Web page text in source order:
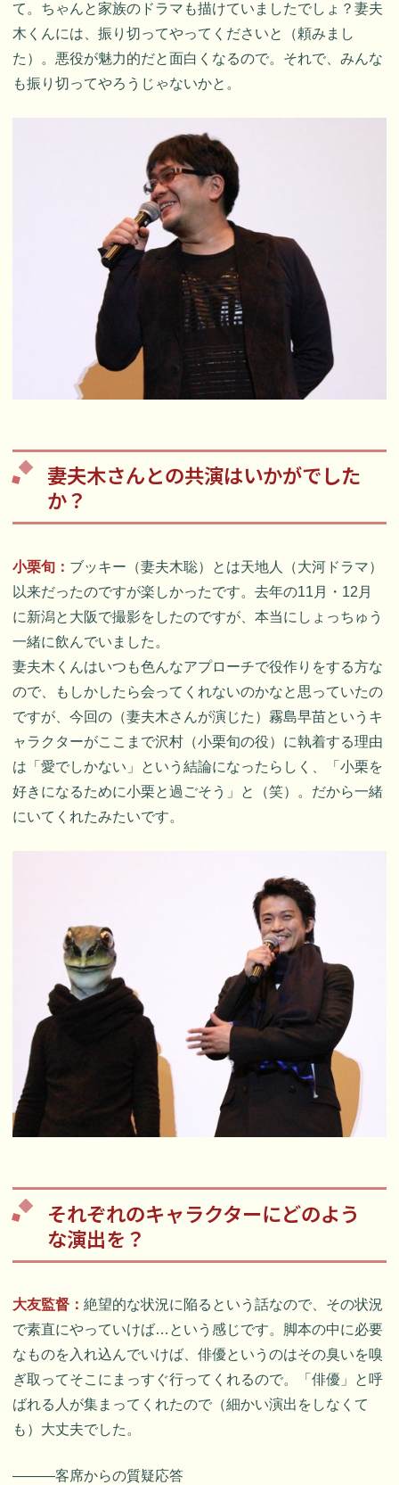
て。ちゃんと家族のドラマも描けていましたでしょ？妻夫
木くんには、振り切ってやってくださいと（頼みまし
た）。悪役が魅力的だと面白くなるので。それで、みんな
も振り切ってやろうじゃないかと。
妻夫木さんとの共演はいかがでした
か？
小栗旬： ブッキー（妻夫木聡）とは天地人（大河ドラマ）
以来だったのですが楽しかったです。去年の11月・12月
に新潟と大阪で撮影をしたのですが、本当にしょっちゅう
一緒に飲んでいました。
妻夫木くんはいつも色んなアプローチで役作りをする方な
ので、もしかしたら会ってくれないのかなと思っていたの
ですが、今回の（妻夫木さんが演じた）霧島早苗というキ
ャラクターがここまで沢村（小栗旬の役）に執着する理由
は「愛でしかない」という結論になったらしく、「小栗を
好きになるために小栗と過ごそう」と（笑）。だから一緒
にいてくれたみたいです。
それぞれのキャラクターにどのよう
な演出を？
大友監督：絶望的な状況に陥るという話なので、その状況
で素直にやっていけば…という感じです。脚本の中に必要
なものを入れ込んでいけば、俳優というのはその臭いを嗅
ぎ取ってそこにまっすぐ行ってくれるので。「俳優」と呼
ばれる人が集まってくれたので（細かい演出をしなくて
も）大丈夫でした。
―――客席からの質疑応答